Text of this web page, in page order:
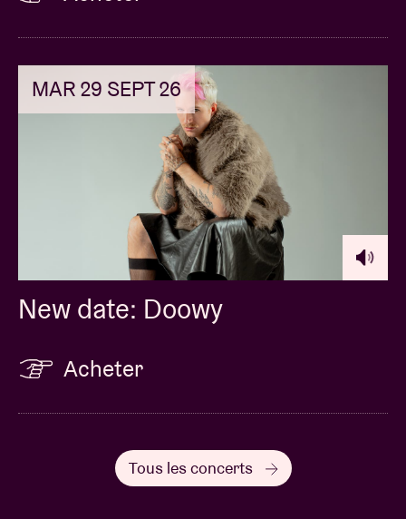
MAR 29 SEPT 26
New date: Doowy
Acheter
Tous les concerts